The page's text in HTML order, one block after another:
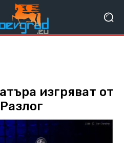
изгряват от